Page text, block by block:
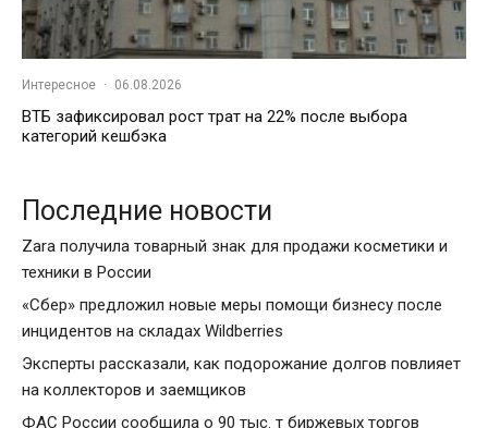
Интересное · 06.08.2026
ВТБ зафиксировал рост трат на 22% после выбора
категорий кешбэка
Последние новости
Zara получила товарный знак для продажи косметики и
техники в России
«Сбер» предложил новые меры помощи бизнесу после
инцидентов на складах Wildberries
Эксперты рассказали, как подорожание долгов повлияет
на коллекторов и заемщиков
ФАС России сообщила о 90 тыс. т биржевых торгов